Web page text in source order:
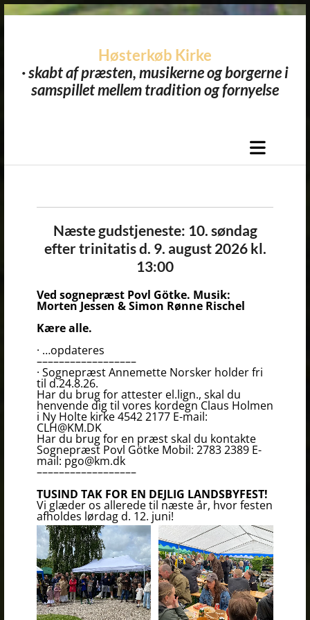
Høsterkøb Kirke
· skabt af præsten, musikerne og borgerne i
samspillet mellem tradition og fornyelse​
Næste gudstjeneste: 10. søndag
efter trinitatis d. 9. august 2026 kl.
13:00
Ved sognepræst Povl Götke. Musik:
Morten Jessen & Simon Rønne Rischel
Kære alle.
· …opdateres
––––––––––––––––––
· Sognepræst Annemette Norsker holder fri
til d.24.8.26.
Har du brug for attester el.lign., skal du
henvende dig til vores kordegn Claus Holmen
i Ny Holte kirke 4542 2177 E-mail:
CLH@KM.DK
Har du brug for en præst skal du kontakte
Sognepræst Povl Götke Mobil: 2783 2389 E-
mail: pgo@km.dk
––––––––––––––––––
TUSIND TAK FOR EN DEJLIG LANDSBYFEST!
Vi glæder os allerede til næste år, hvor festen
afholdes lørdag d. 12. juni!